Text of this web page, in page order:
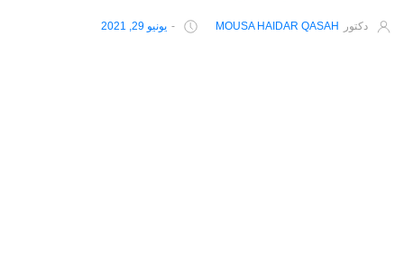
دكتور MOUSA HAIDAR QASAH
- يونيو 29, 2021